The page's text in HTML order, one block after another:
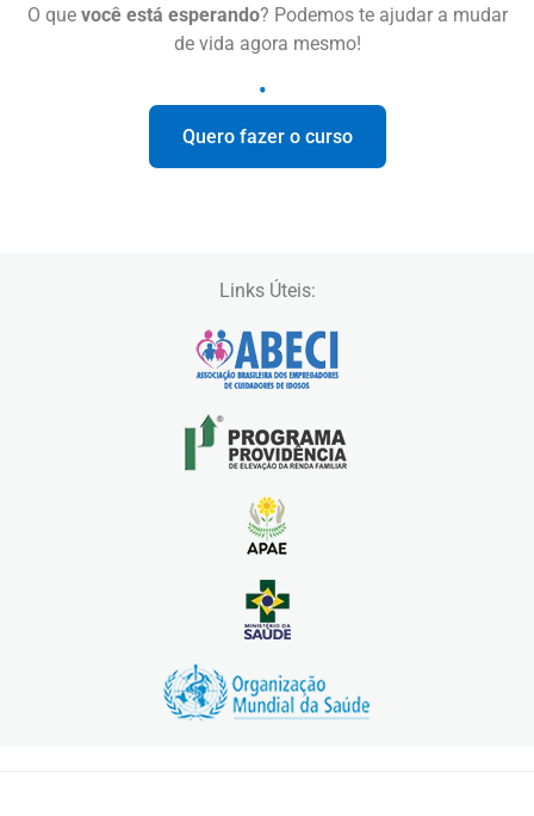
O que você está esperando? Podemos te ajudar a mudar
de vida agora mesmo!
Quero fazer o curso
Links Úteis: